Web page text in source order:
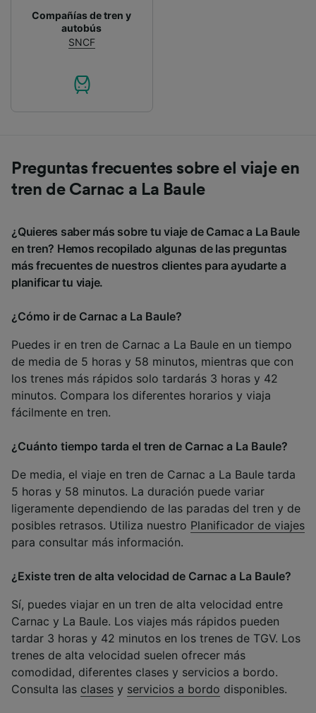
Compañías de tren y
autobús
SNCF
Preguntas frecuentes sobre el viaje en
tren de Carnac a La Baule
¿Quieres saber más sobre tu viaje de Carnac a La Baule
en tren? Hemos recopilado algunas de las preguntas
más frecuentes de nuestros clientes para ayudarte a
planificar tu viaje.
¿Cómo ir de Carnac a La Baule?
Puedes ir en tren de Carnac a La Baule en un tiempo
de media de 5 horas y 58 minutos, mientras que con
los trenes más rápidos solo tardarás 3 horas y 42
minutos. Compara los diferentes horarios y viaja
fácilmente en tren.
¿Cuánto tiempo tarda el tren de Carnac a La Baule?
De media, el viaje en tren de Carnac a La Baule tarda
5 horas y 58 minutos. La duración puede variar
ligeramente dependiendo de las paradas del tren y de
posibles retrasos. Utiliza nuestro Planificador de viajes
para consultar más información.
¿Existe tren de alta velocidad de Carnac a La Baule?
Sí, puedes viajar en un tren de alta velocidad entre
Carnac y La Baule. Los viajes más rápidos pueden
tardar 3 horas y 42 minutos en los trenes de TGV. Los
trenes de alta velocidad suelen ofrecer más
comodidad, diferentes clases y servicios a bordo.
Consulta las clases y servicios a bordo disponibles.